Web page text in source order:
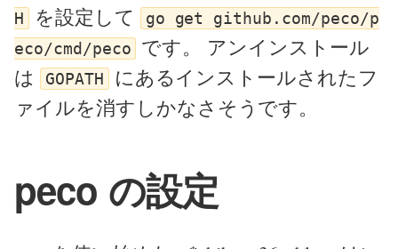
H を設定して
go get github.com/peco/p
eco/cmd/peco
です。 アンインストール
は
GOPATH にあるインストールされたフ
ァイルを消すしかなさそうです。
peco の設定